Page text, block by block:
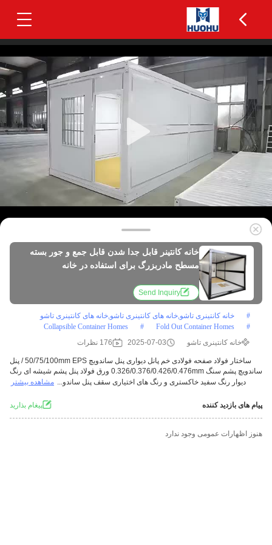
خانه کانتینر قابل جدا شدن قابل جمع و جور بسته
مسطح مادربزرگ برای استفاده در خانه
Send Inquiry
#
خانه کانتینری تاشو,خانه های کانتینری تاشو,خانه های کانتینری تاشو
#
Fold Out Container Homes
#
Collapsible Container Homes
خانه کانتینری تاشو
2025-07-03 176 نظرات
ساختار فولاد صفحه فولادی خم پانل دیواری پنل ساندویچ 50/75/100mm EPS / پنل
ساندویچ پشم سنگ 0.326/0.376/0.426/0.476mm ورق فولاد پنل پشم شیشه ای رنگ
دیوار رنگ سفید خاکستری و رنگ های اختیاری سقف پنل ساندو... مشاهده بیشتر
پیام های بازدید کننده پيغام بذاريد
هنوز اظهارات عمومی وجود ندارد